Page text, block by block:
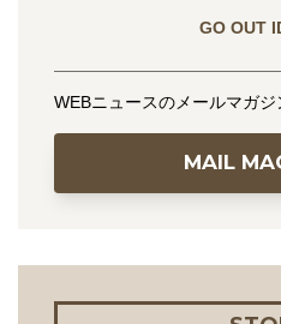
GO OUT
WEBニュースのメールマガジ
MAIL